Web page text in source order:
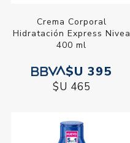
Crema Corporal
Hidratación Express Nivea
400 ml
$U 395
$U 465